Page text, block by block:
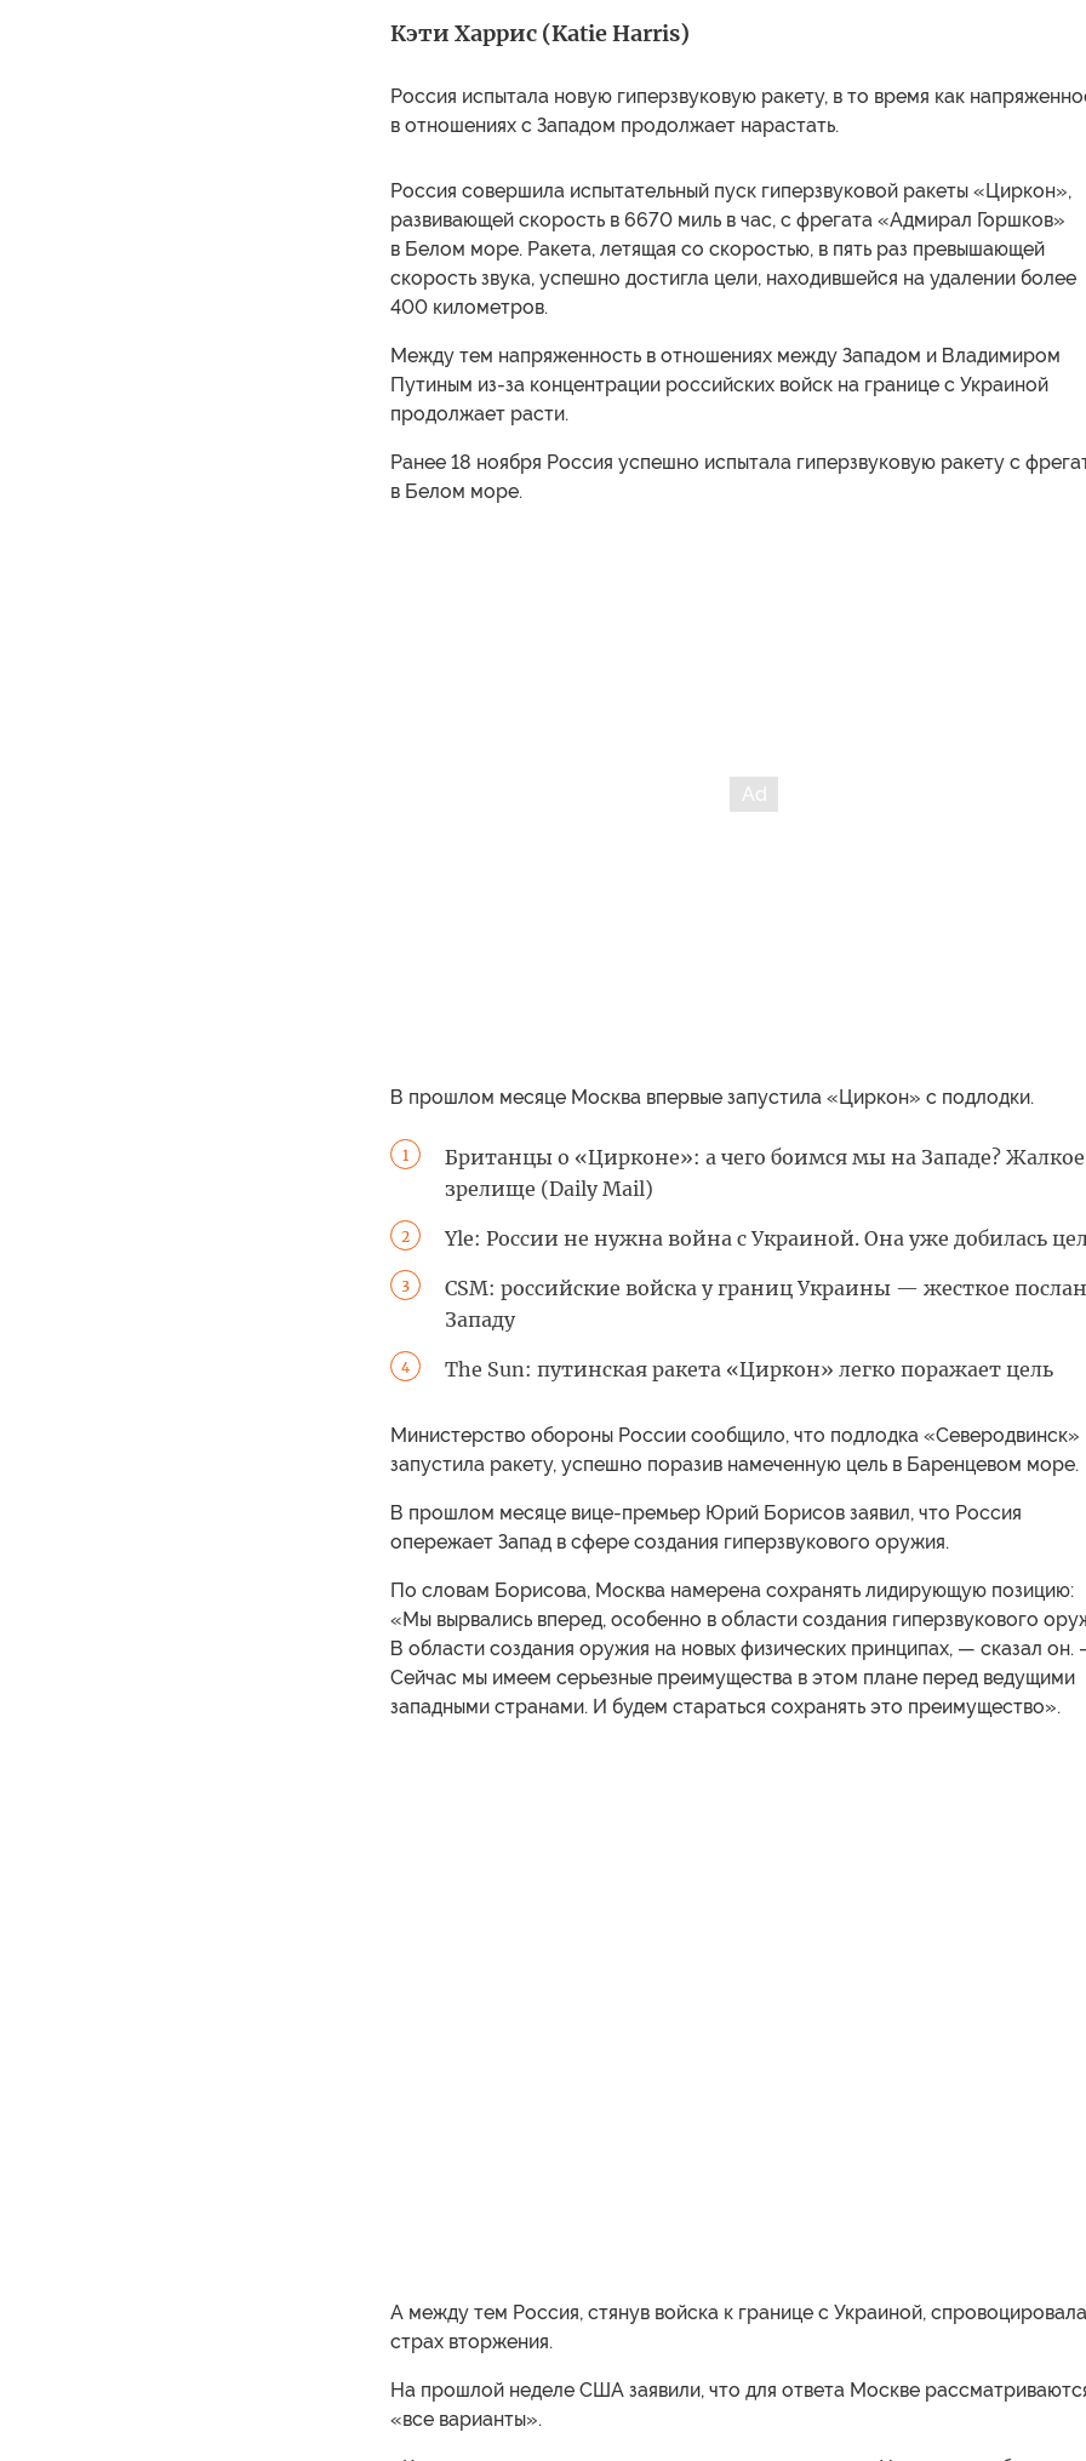
Кэти Харрис (Katie Harris)
Россия испытала новую гиперзвуковую ракету, в то время как
в отношениях с Западом продолжает нарастать.
Россия совершила испытательный пуск гиперзвуковой ракеты «Циркон»,
развивающей скорость в 6670 миль в час, с фрегата «Адмирал Горшков»
в Белом море. Ракета, летящая со скоростью, в пять раз превышающей
скорость звука, успешно достигла цели, находившейся на удалении более
400 километров.
Между тем напряженность в отношениях между Западом и Владимиром
Путиным из-за концентрации российских войск на границе с Украиной
продолжает расти.
Ранее 18 ноября Россия успешно испытала гиперзвуковую ракету с
в Белом море.
В прошлом месяце Москва впервые запустила «Циркон» с подлодки.
1
Британцы о «Цирконе»: а чего боимся мы на Западе? Жалкое
зрелище (Daily Mail)
2 Yle: России не нужна война с Украиной. Она уже добилась
3
CSM: российские войска у границ Украины — жесткое
Западу
4 The Sun: путинская ракета «Циркон» легко поражает цель
Министерство обороны России сообщило, что подлодка «Северодвинск»
запустила ракету, успешно поразив намеченную цель в Баренцевом море.
В прошлом месяце вице-премьер Юрий Борисов заявил, что Россия
опережает Запад в сфере создания гиперзвукового оружия.
По словам Борисова, Москва намерена сохранять лидирующую позицию:
«Мы вырвались вперед, особенно в области создания гиперзвукового
В области создания оружия на новых физических принципах, — сказал он.
Сейчас мы имеем серьезные преимущества в этом плане перед ведущими
западными странами. И будем стараться сохранять это преимущество».
А между тем Россия, стянув войска к границе с Украиной, спровоцировала
страх вторжения.
На прошлой неделе США заявили, что для ответа Москве
«все варианты».